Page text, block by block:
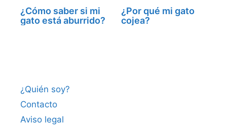
¿Cómo saber si mi
gato está aburrido?
¿Por qué mi gato
cojea?
¿Quién soy?
Contacto
Aviso legal